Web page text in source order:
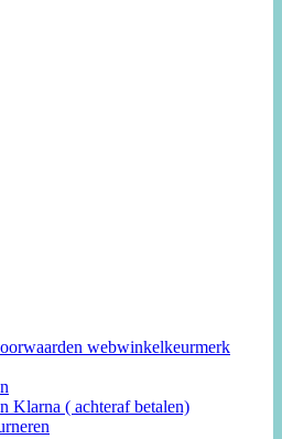
webwinkelkeurmerk
Klarna ( achteraf betalen)